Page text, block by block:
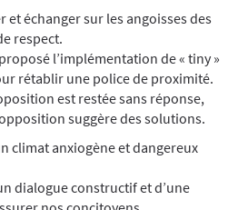
et échanger sur les angoisses des
respect.
l’implémentation de « tiny »
rétablir une police de proximité.
est restée sans réponse,
suggère des solutions.
climat anxiogène et dangereux
dialogue constructif et d’une